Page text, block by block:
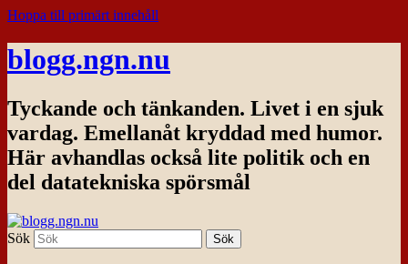
Hoppa till primärt innehåll
blogg.ngn.nu
Tyckande och tänkanden. Livet i en sjuk
vardag. Emellanåt kryddad med humor.
Här avhandlas också lite politik och en
del datatekniska spörsmål
Sök